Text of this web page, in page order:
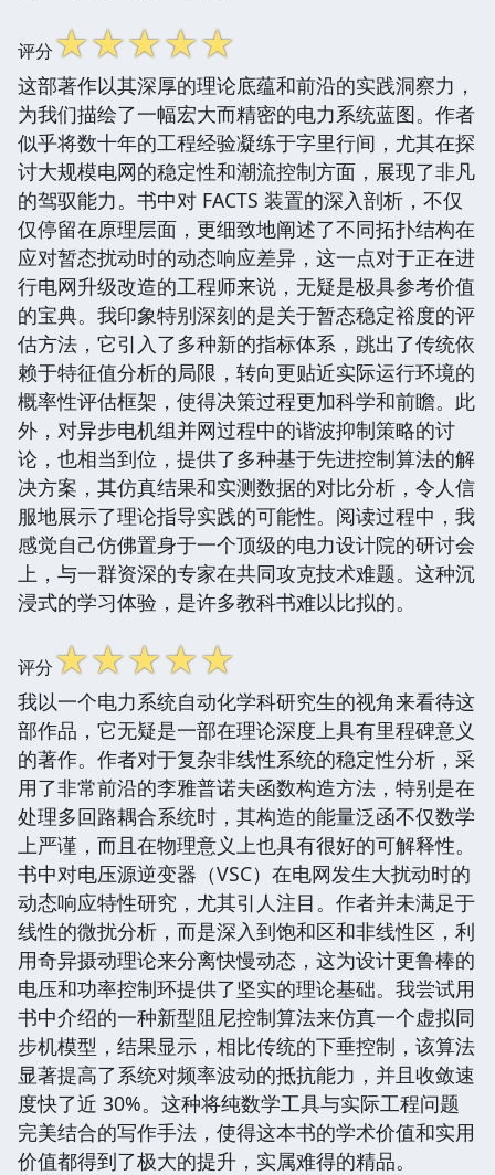
评分☆☆☆☆☆
这部著作以其深厚的理论底蕴和前沿的实践洞察力，
为我们描绘了一幅宏大而精密的电力系统蓝图。作者
似乎将数十年的工程经验凝练于字里行间，尤其在探
讨大规模电网的稳定性和潮流控制方面，展现了非凡
的驾驭能力。书中对 FACTS 装置的深入剖析，不仅
仅停留在原理层面，更细致地阐述了不同拓扑结构在
应对暂态扰动时的动态响应差异，这一点对于正在进
行电网升级改造的工程师来说，无疑是极具参考价值
的宝典。我印象特别深刻的是关于暂态稳定裕度的评
估方法，它引入了多种新的指标体系，跳出了传统依
赖于特征值分析的局限，转向更贴近实际运行环境的
概率性评估框架，使得决策过程更加科学和前瞻。此
外，对异步电机组并网过程中的谐波抑制策略的讨
论，也相当到位，提供了多种基于先进控制算法的解
决方案，其仿真结果和实测数据的对比分析，令人信
服地展示了理论指导实践的可能性。阅读过程中，我
感觉自己仿佛置身于一个顶级的电力设计院的研讨会
上，与一群资深的专家在共同攻克技术难题。这种沉
浸式的学习体验，是许多教科书难以比拟的。
评分☆☆☆☆☆
我以一个电力系统自动化学科研究生的视角来看待这
部作品，它无疑是一部在理论深度上具有里程碑意义
的著作。作者对于复杂非线性系统的稳定性分析，采
用了非常前沿的李雅普诺夫函数构造方法，特别是在
处理多回路耦合系统时，其构造的能量泛函不仅数学
上严谨，而且在物理意义上也具有很好的可解释性。
书中对电压源逆变器（VSC）在电网发生大扰动时的
动态响应特性研究，尤其引人注目。作者并未满足于
线性的微扰分析，而是深入到饱和区和非线性区，利
用奇异摄动理论来分离快慢动态，这为设计更鲁棒的
电压和功率控制环提供了坚实的理论基础。我尝试用
书中介绍的一种新型阻尼控制算法来仿真一个虚拟同
步机模型，结果显示，相比传统的下垂控制，该算法
显著提高了系统对频率波动的抵抗能力，并且收敛速
度快了近 30%。这种将纯数学工具与实际工程问题
完美结合的写作手法，使得这本书的学术价值和实用
价值都得到了极大的提升，实属难得的精品。